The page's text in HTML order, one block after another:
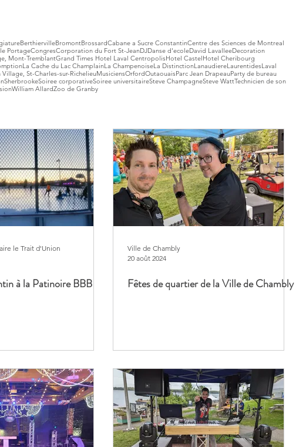
BerthiervilleBromontBrossardCabane a Sucre ConstantinCentre des Sciences de Montreal
PortageCongresCorporation du Fort St-JeanDJDanse d'ecoleDavid LavalleeDecoration
Mont-TremblantGrand Times Hotel Laval CentropolisHotel CastelHotel Cheribourg
La Cache du Lac ChamplainLa ChampenoiseLa DistinctionLanaudiereLaurentidesLaval
St-Charles-sur-RichelieuMusiciensOrfordOutaouaisParc Jean DrapeauParty de bureau
SherbrookeSoiree corporativeSoiree universitaireSteve ChampagneSteve WattTechnicien de son
William AllardZoo de Granby
le Trait d'Union
à la Patinoire BBB
Ville de Chambly
20 août 2024
Fêtes de quartier de la Ville de Chambly